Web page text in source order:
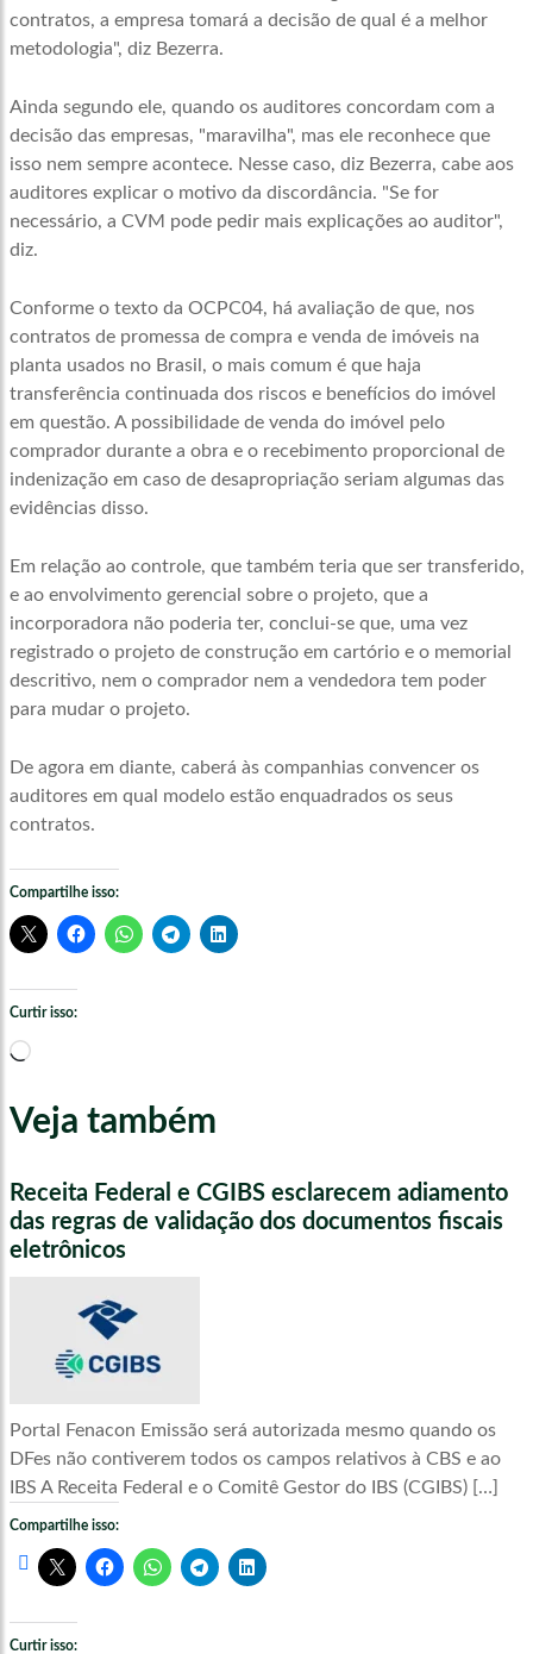
contratos, a empresa tomará a decisão de qual é a melhor
metodologia", diz Bezerra.
Ainda segundo ele, quando os auditores concordam com a
decisão das empresas, "maravilha", mas ele reconhece que
isso nem sempre acontece. Nesse caso, diz Bezerra, cabe aos
auditores explicar o motivo da discordância. "Se for
necessário, a CVM pode pedir mais explicações ao auditor",
diz.
Conforme o texto da OCPC04, há avaliação de que, nos
contratos de promessa de compra e venda de imóveis na
planta usados no Brasil, o mais comum é que haja
transferência continuada dos riscos e benefícios do imóvel
em questão. A possibilidade de venda do imóvel pelo
comprador durante a obra e o recebimento proporcional de
indenização em caso de desapropriação seriam algumas das
evidências disso.
Em relação ao controle, que também teria que ser transferido,
e ao envolvimento gerencial sobre o projeto, que a
incorporadora não poderia ter, conclui-se que, uma vez
registrado o projeto de construção em cartório e o memorial
descritivo, nem o comprador nem a vendedora tem poder
para mudar o projeto.
De agora em diante, caberá às companhias convencer os
auditores em qual modelo estão enquadrados os seus
contratos.
Compartilhe isso:
Curtir isso:
Carregando...
Veja também
Receita Federal e CGIBS esclarecem adiamento
das regras de validação dos documentos fiscais
eletrônicos
Portal Fenacon Emissão será autorizada mesmo quando os
DFes não contiverem todos os campos relativos à CBS e ao
IBS A Receita Federal e o Comitê Gestor do IBS (CGIBS) […]
Compartilhe isso:
Curtir isso: